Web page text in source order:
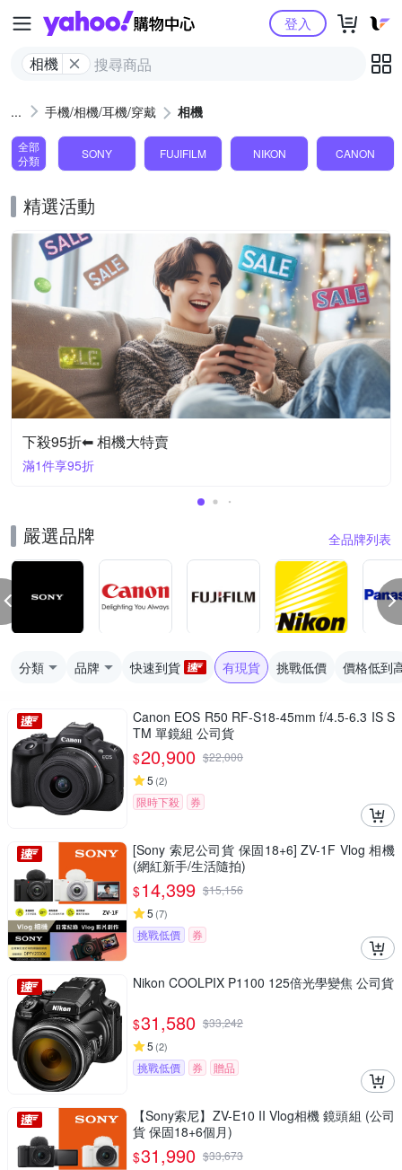
Yahoo購物中心
相機
登入
手機/相機/耳機/穿戴 相機
全部
分類
SONY FUJIFILM NIKON CANON
精選活動
下殺95折⬅︎ 相機大特賣
滿1件享95折
嚴選品牌 全品牌列表
分類 品牌 快速到貨 有現貨 挑戰低價 價格低到
Canon EOS R50 RF-S18-45mm f/4.5-6.3 IS S
TM 單鏡組 公司貨
$20,900 $22,000
5 (2)
限時下殺 券
[Sony 索尼公司貨 保固18+6] ZV-1F Vlog 相機
(網紅新手/生活隨拍)
$14,399 $15,156
5 (7)
挑戰低價 券
Nikon COOLPIX P1100 125倍光學變焦 公司貨
$31,580 $33,242
5 (2)
挑戰低價 券 贈品
【Sony索尼】ZV-E10 II Vlog相機 鏡頭組 (公司
貨 保固18+6個月)
$31,990 $33,673